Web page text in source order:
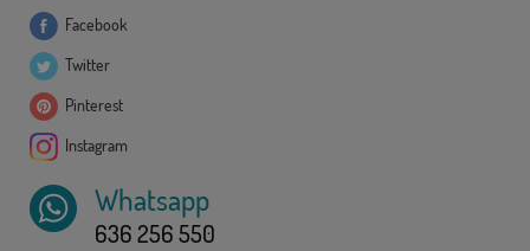
Facebook
Twitter
Pinterest
Instagram
Whatsapp
636 256 550